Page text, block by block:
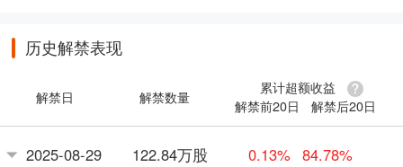
历史解禁表现
解禁日 解禁数量
累计超额收益
解禁前20日
解禁后20日
2025-08-29 122.84万股 0.13% 84.78%